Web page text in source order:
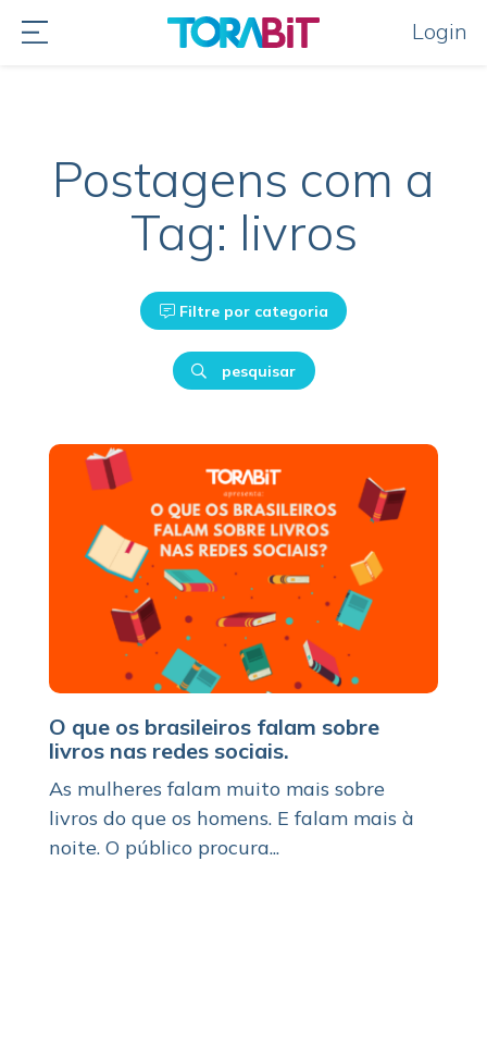
Login
Postagens com a
Tag: livros
Filtre por categoria
pesquisar
O que os brasileiros falam sobre
livros nas redes sociais.
As mulheres falam muito mais sobre
livros do que os homens. E falam mais à
noite. O público procura...